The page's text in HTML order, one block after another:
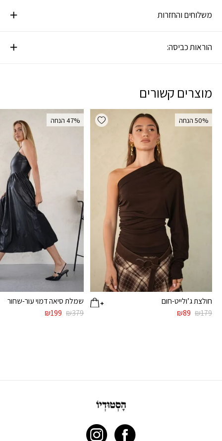
משלוחים והחזרות
הוראות כביסה:
מוצרים קשורים
Add wishlist ‫50% הנחה
חולצת ג’ולייט-חום
₪179
המחיר
₪89 המחיר
‫47% הנחה
שמלת סיאה דמוי עור-שחור
₪379
המחיר
₪199 המחיר